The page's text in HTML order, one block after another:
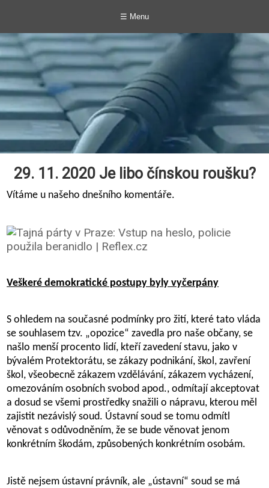
☰ Menu
29. 11. 2020 Je libo čínskou roušku?
Vítáme u našeho dnešního komentáře.
Veškeré demokratické postupy byly vyčerpány
S ohledem na současné podmínky pro žití, které tato vláda
se souhlasem tzv. „opozice“ zavedla pro naše občany, se
našlo menší procento lidí, kteří zavedení stavu, jako v
bývalém Protektorátu, se zákazy podnikání, škol, zavření
škol, všeobecně zákazem vzdělávání, zákazem vycházení,
omezováním osobních svobod apod., odmítají akceptovat
a dosud se všemi prostředky snažili o nápravu, kterou měl
zajistit nezávislý soud. Ústavní soud se tomu odmítl
věnovat s odůvodněním, že se bude věnovat jenom
konkrétním škodám, způsobených konkrétním osobám.
Jistě nejsem ústavní právník, ale „ústavní“ soud se má